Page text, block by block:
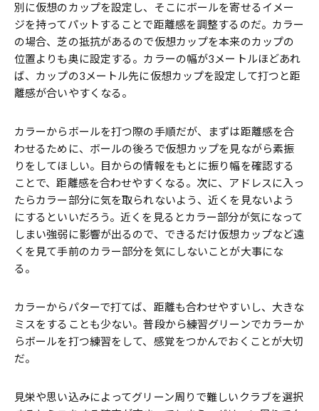
別に仮想のカップを設定し、そこにボールを寄せるイメー
ジを持ってパットすることで距離感を調整するのだ。カラー
の場合、芝の抵抗があるので仮想カップを本来のカップの
位置よりも奥に設定する。カラーの幅が3メートルほどあれ
ば、カップの3メートル先に仮想カップを設定して打つと距
離感が合いやすくなる。
カラーからボールを打つ際の手順だが、まずは距離感を合
わせるために、ボールの後ろで仮想カップを見ながら素振
りをしてほしい。目からの情報をもとに振り幅を確認する
ことで、距離感を合わせやすくなる。次に、アドレスに入っ
たらカラー部分に気を取られないよう、近くを見ないよう
にするといいだろう。近くを見るとカラー部分が気になって
しまい強弱に影響が出るので、できるだけ仮想カップなど遠
くを見て手前のカラー部分を気にしないことが大事にな
る。
カラーからパターで打てば、距離も合わせやすいし、大きな
ミスをすることも少ない。普段から練習グリーンでカラーか
らボールを打つ練習をして、感覚をつかんでおくことが大切
だ。
見栄や思い込みによってグリーン周りで難しいクラブを選択